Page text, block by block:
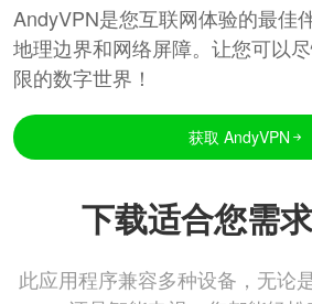
AndyVPN是您互联网体验的最佳
地理边界和网络屏障。让您可以
限的数字世界！
获取 AndyVPN
下载适合您需
此应用程序兼容多种设备，无论